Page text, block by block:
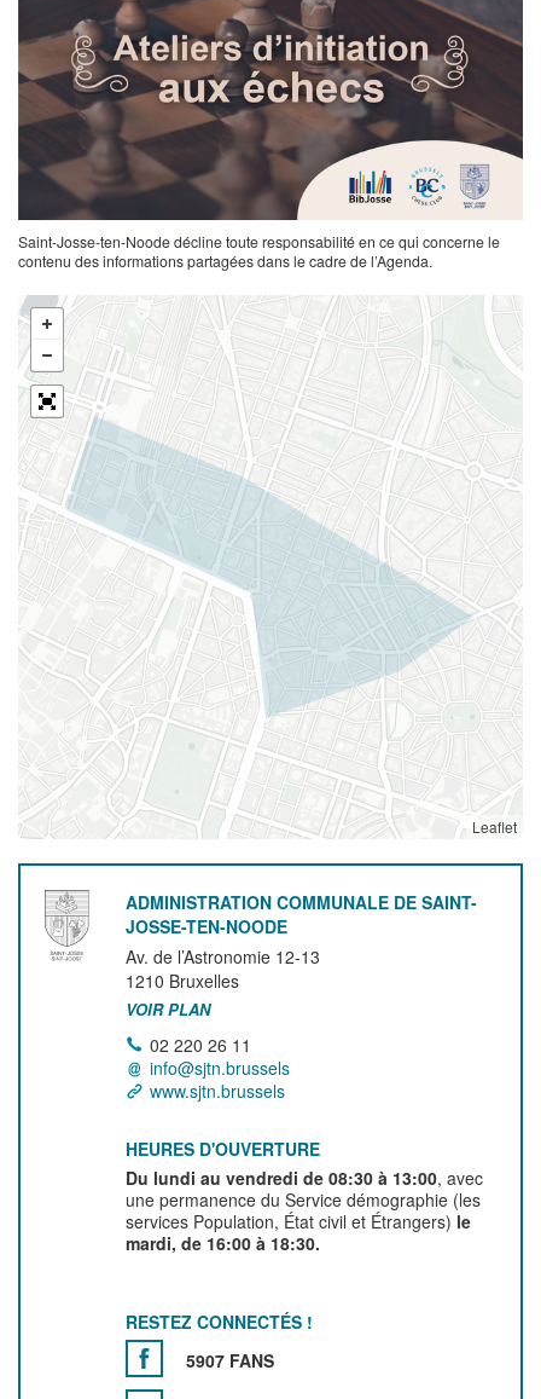
Saint-Josse-ten-Noode décline toute responsabilité en ce qui concerne le
contenu des informations partagées dans le cadre de l’Agenda.
Leaflet
ADMINISTRATION COMMUNALE DE SAINT-
JOSSE-TEN-NOODE
Av. de l’Astronomie 12-13
1210 Bruxelles
VOIR PLAN
02 220 26 11
info@sjtn.brussels
www.sjtn.brussels
HEURES D'OUVERTURE
Du lundi au vendredi de 08:30 à 13:00, avec
une permanence du Service démographie (les
services Population, État civil et Étrangers) le
mardi, de 16:00 à 18:30.
RESTEZ CONNECTÉS !
5907 FANS